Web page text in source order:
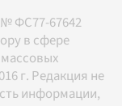
ФС77-67642
в сфере
г. Редакция не
информации,